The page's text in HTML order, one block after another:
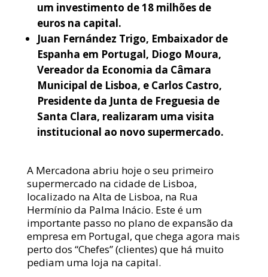
um investimento de 18 milhões de
euros na capital.
Juan Fernández Trigo, Embaixador de
Espanha em Portugal, Diogo Moura,
Vereador da Economia da Câmara
Municipal de Lisboa, e Carlos Castro,
Presidente da Junta de Freguesia de
Santa Clara, realizaram uma visita
institucional ao novo supermercado.
A Mercadona abriu hoje o seu primeiro
supermercado na cidade de Lisboa,
localizado na Alta de Lisboa, na Rua
Hermínio da Palma Inácio. Este é um
importante passo no plano de expansão da
empresa em Portugal, que chega agora mais
perto dos “Chefes” (clientes) que há muito
pediam uma loja na capital.